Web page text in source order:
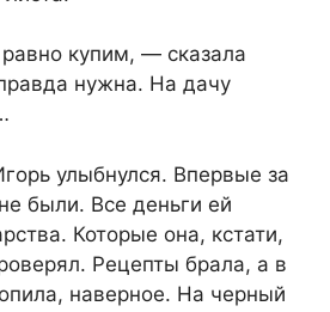
купим, — сказала
нужна. На дачу
улыбнулся. Впервые за
были. Все деньги ей
Которые она, кстати,
Рецепты брала, а в
наверное. На черный